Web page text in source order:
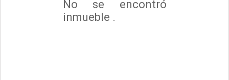
No se encontró
inmueble .